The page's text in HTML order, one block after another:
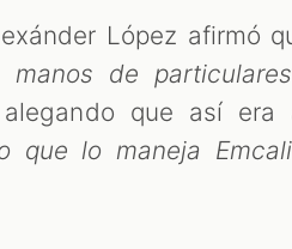
López afirmó
de particulares
que así era
que lo maneja